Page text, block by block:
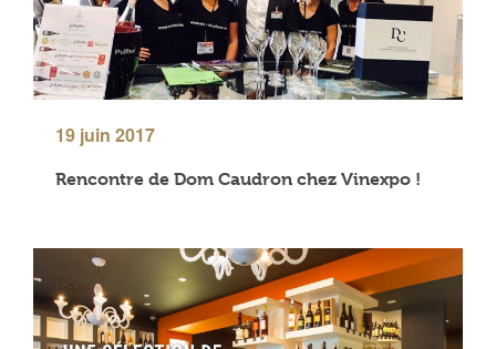
19 juin 2017
Rencontre de Dom Caudron chez Vinexpo !